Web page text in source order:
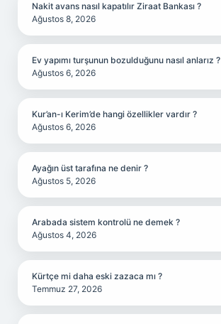
Nakit avans nasıl kapatılır Ziraat Bankası ?
Ağustos 8, 2026
Ev yapımı turşunun bozulduğunu nasıl anlarız ?
Ağustos 6, 2026
Kur’an-ı Kerim’de hangi özellikler vardır ?
Ağustos 6, 2026
Ayağın üst tarafına ne denir ?
Ağustos 5, 2026
Arabada sistem kontrolü ne demek ?
Ağustos 4, 2026
Kürtçe mi daha eski zazaca mı ?
Temmuz 27, 2026